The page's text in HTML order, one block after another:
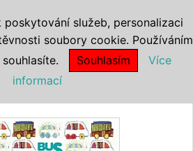
služeb, personalizaci
soubory cookie. Používáním
Souhlasím
Více
informací